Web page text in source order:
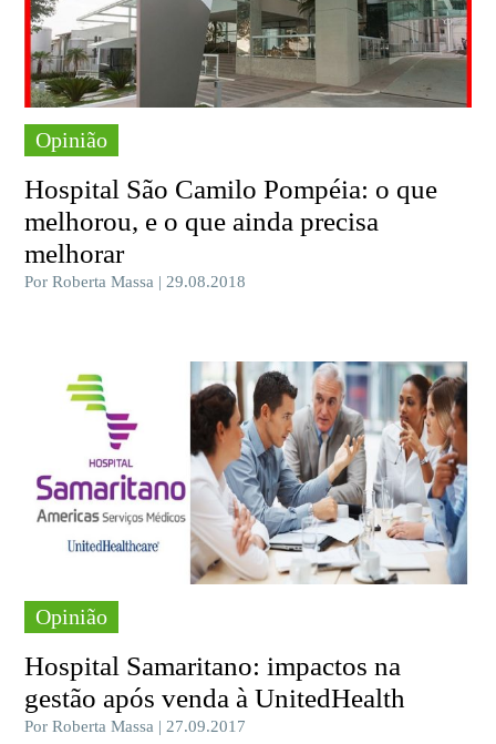
Opinião
Hospital São Camilo Pompéia: o que
melhorou, e o que ainda precisa
melhorar
Por Roberta Massa | 29.08.2018
Opinião
Hospital Samaritano: impactos na
gestão após venda à UnitedHealth
Por Roberta Massa | 27.09.2017